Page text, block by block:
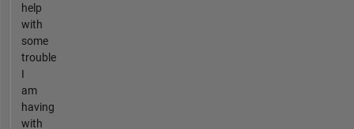
help
with
some
trouble
I
am
having
with